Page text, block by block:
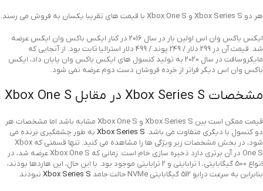
هر دو Xbox Series S و Xbox One S با قیمت های تقریبا یکسان به فروش می رسند.
ایکس باکس وان اس اولین بار در سال 2016 در کنار ایکس باکس وان ایکس عرضه
شد. قیمت آن در 299 دلار / 249 پوند / 499 دلار استرالیا ثابت بود. از آنجایی که
مایکروسافت در سال 2020 به تولید کنسول های ایکس باکس وان پایان داد، ایکس
باکس وان اس دیگر فراتر از خرده فروشان دست دوم عرضه نمی شود.
مشخصات Xbox Series S در مقابل Xbox One S
قیمت ممکن است بین Xbox Series S و Xbox One S مشابه باشد اما مشخصات هر
دو کنسول با دیگری متفاوت می باشد. Xbox Series S به طور چشمگیری برنده می
شود، در بخش مشخصات زیر ویژگی ها را مشاهده می کنید. تنها قسمتی که Xbox
One S در آن برتری دارد ذخیره سازی خام است. زمانی که Xbox One S عرضه شد، در
انواع 500 گیگابایتی، 1 ترابایتی و 2 ترابایتی موجود بود. با این حال، این هاردها بودند،
بنابراین به سرعت درایو 512 گیگابایتی NVMe حالت جامد
Xbox Series S نبودند.